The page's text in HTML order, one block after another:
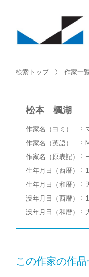
検索トップ 作家一
松本 楓湖
作家名（ヨミ）
作家名（英語）
作家名（原表記）
生年月日（西暦）
生年月日（和暦）
没年月日（西暦）
没年月日（和暦）
この作家の作